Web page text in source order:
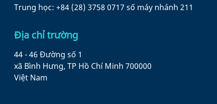
Trung học: +84 (28) 3758 0717 số máy nhánh 211
Địa chỉ trường
44 - 46 Đường số 1
xã Bình Hưng, TP Hồ Chí Minh 700000
Việt Nam